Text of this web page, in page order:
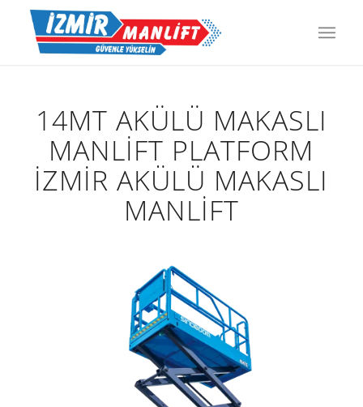
14MT AKÜLÜ MAKASLI
MANLIFT PLATFORM
İZMİR AKÜLÜ MAKASLI
MANLİFT